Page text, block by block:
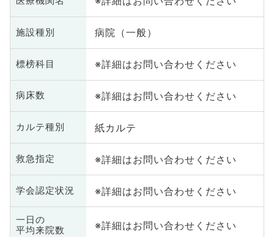
施設種別 病院（一般）
標榜科目 ※詳細はお問い合わせください
病床数 ※詳細はお問い合わせください
カルテ種別 紙カルテ
救急指定 ※詳細はお問い合わせください
学会認定状況 ※詳細はお問い合わせください
一日の
平均来院数
※詳細はお問い合わせください